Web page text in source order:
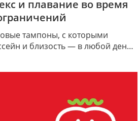
и плавание во время
тампоны, с которыми
и близость — в любой день